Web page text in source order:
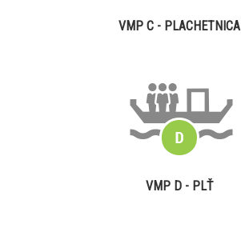
VMP C - PLACHETNICA
VMP D - PLŤ